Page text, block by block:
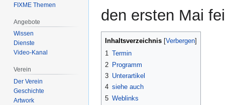
den ersten Mai
Inhaltsverzeichnis
1 Termin
2 Programm
3 Unterartikel
4 siehe auch
5 Weblinks
FIXME Themen
Angebote
Wissen
Dienste
Video-Kanal
Verein
Der Verein
Geschichte
Artwork